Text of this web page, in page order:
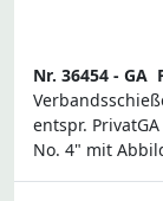
Nr. 36454 - GA
entspr.
No. 4" mit